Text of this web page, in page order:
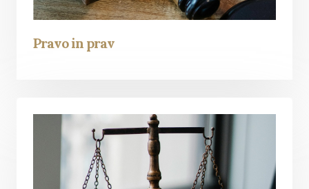
Pravo in prav